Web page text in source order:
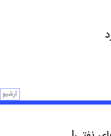
آرشیو